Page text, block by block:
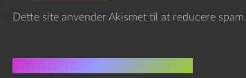
Dette site anvender Akismet til at reducere spam.